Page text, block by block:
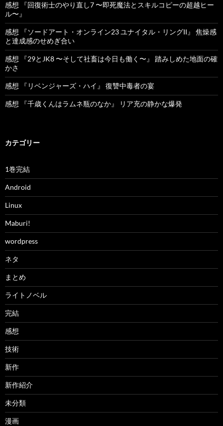
感想 『回復術士のやり直し7 〜即死魔法とスキルコピーの超越ヒー
ル〜』
感想 『ソードアート・オンライン23 ユナイタル・リングII』 焦燥感
と達成感のせめぎ合い
感想 『29とJK8 〜そして社畜は今日も働く〜』 踏みしめた地面の確
かさ
感想 『リベンジャーズ・ハイ』 復讐中毒者の宴
感想 『千歳くんはラムネ瓶のなか』 リア充の静かな爆発
カテゴリー
1巻完結
Android
Linux
Maburi!
wordpress
ネタ
まとめ
ライトノベル
完結
感想
技術
新作
新作紹介
未分類
漫画